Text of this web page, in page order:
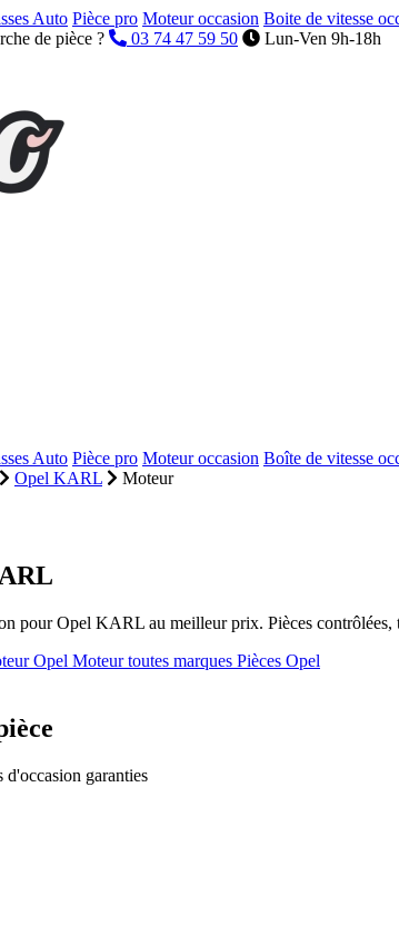
Auto Pièce pro Moteur occasion Boite de vitesse
de pièce ?
03 74 47 59 50 Lun-Ven 9h-18h
Auto Pièce pro Moteur occasion Boîte de vitesse
Opel KARL
Moteur
pour Opel KARL au meilleur prix. Pièces contrôlées,
Opel Moteur toutes marques Pièces Opel
d'occasion garanties